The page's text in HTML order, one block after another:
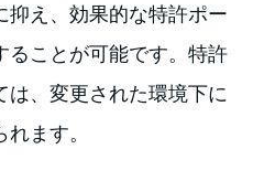
抑え、効果的な特許ポー
ることが可能です。特許
は、変更された環境下に
ます。